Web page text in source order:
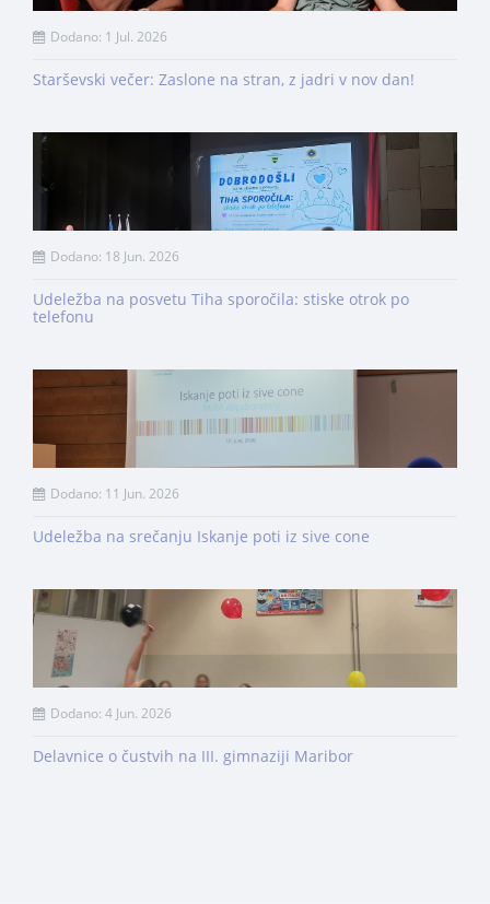
Dodano: 1 Jul. 2026
Starševski večer: Zaslone na stran, z jadri v nov dan!
Dodano: 18 Jun. 2026
Udeležba na posvetu Tiha sporočila: stiske otrok po
telefonu
Dodano: 11 Jun. 2026
Udeležba na srečanju Iskanje poti iz sive cone
Dodano: 4 Jun. 2026
Delavnice o čustvih na III. gimnaziji Maribor